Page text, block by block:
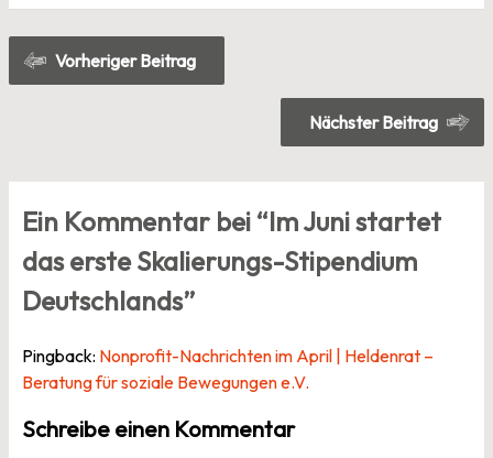
Beitragsnavigation
Vorheriger Beitrag
Nächster Beitrag
Ein Kommentar bei “Im Juni startet
das erste Skalierungs-Stipendium
Deutschlands”
Pingback: Nonprofit-Nachrichten im April | Heldenrat –
Beratung für soziale Bewegungen e.V.
Schreibe einen Kommentar